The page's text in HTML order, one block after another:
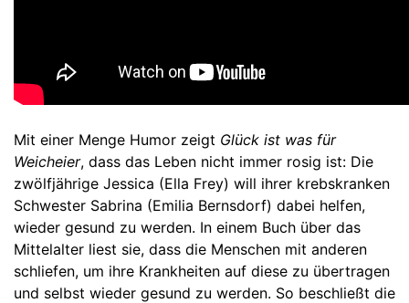
Mit einer Menge Humor zeigt Glück ist was für
Weicheier, dass das Leben nicht immer rosig ist: Die
zwölfjährige Jessica (Ella Frey) will ihrer krebskranken
Schwester Sabrina (Emilia Bernsdorf) dabei helfen,
wieder gesund zu werden. In einem Buch über das
Mittelalter liest sie, dass die Menschen mit anderen
schliefen, um ihre Krankheiten auf diese zu übertragen
und selbst wieder gesund zu werden. So beschließt die